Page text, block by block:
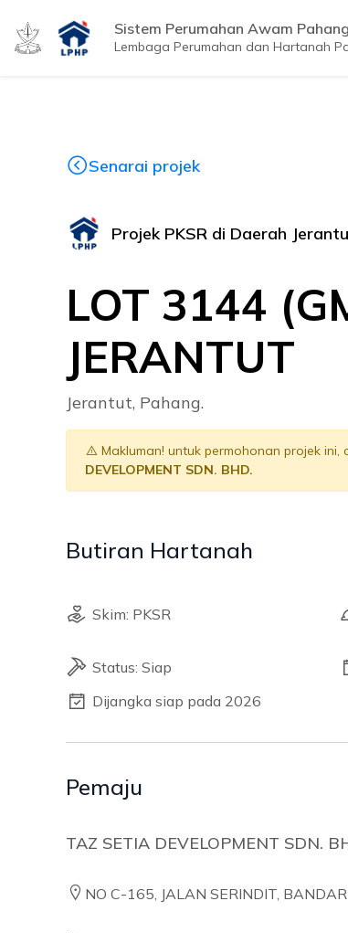
Sistem Perumahan Awam Pahang
Lembaga Perumahan dan Hartanah
Senarai projek
Projek PKSR di Daerah
LOT 3144
JERANTUT
Jerantut, Pahang.
Makluman! untuk permohonan projek
DEVELOPMENT SDN. BHD.
Butiran Hartanah
Skim: PKSR
Status: Siap
Dijangka siap pada 2026
Pemaju
TAZ SETIA DEVELOPMENT SDN.
NO C-165, JALAN SERINDIT,